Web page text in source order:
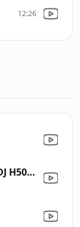
12:26
Emmène-moi (Mix by DJ H509) [Live]